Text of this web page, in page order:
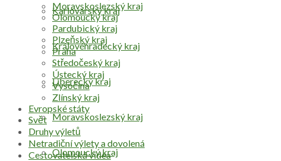
Karlovarský kraj
Královéhradecký kraj
Liberecký kraj
Moravskoslezský kraj
Olomoucký kraj
Moravskoslezský kraj
Olomoucký kraj
Pardubický kraj
Plzeňský kraj
Praha
Středočeský kraj
Ústecký kraj
Vysočina
Zlínský kraj
Evropské státy
Svět
Druhy výletů
Netradiční výlety a dovolená
Cestovatelská videa